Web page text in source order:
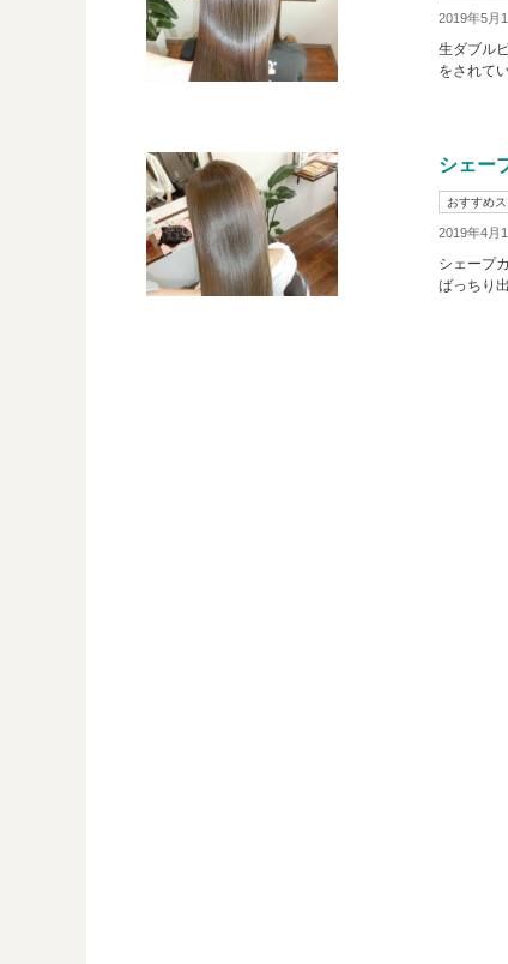
2019年5月
生ダブル
をされて
シェー
おすすめ
2019年4月
シェープ
ばっちり